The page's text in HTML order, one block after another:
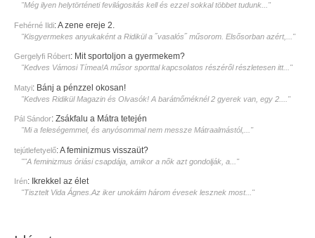
"Még ilyen helytörténeti fevilágositás kell és ezzel sokkal többet tudunk..."
Fehérné Ildi:A zene ereje 2.
"Kisgyermekes anyukaként a Ridikül a ˝vasalós˝ műsorom. Elsősorban azért,..."
Gergelyfi Róbert: Mit sportoljon a gyermekem?
"Kedves Vámosi Tímea!A műsor sporttal kapcsolatos részéről részletesen itt..."
Matyi: Bánj a pénzzel okosan!
"Kedves Ridikül Magazin és Olvasók! A barátnőméknél 2 gyerek van, egy 2...."
Pál Sándor: Zsákfalu a Mátra tetején
"Mi a feleségemmel, és anyósommal nem messze Mátraalmástól,..."
tejútlefetyelő:A feminizmus visszaüt?
""A feminizmus óriási csapdája, amikor a nők azt gondolják, a..."
Irén: Ikrekkel az élet
"Tisztelt Vida Ágnes.Az iker unokáim három évesek lesznek most..."